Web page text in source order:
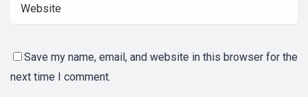
Save my name, email, and website in this browser for the
next time I comment.